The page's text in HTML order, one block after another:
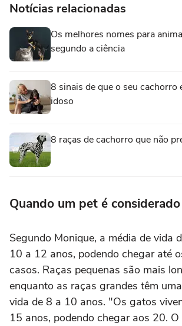
Notícias relacionadas
Os melhores nomes para
segundo a ciência
8 sinais de que o seu cachorro
idoso
8 raças de cachorro que não
Quando um pet é
Segundo Monique, a média de vida
10 a 12 anos, podendo chegar até
casos. Raças pequenas são mais
enquanto as raças grandes têm
vida de 8 a 10 anos. "Os gatos
15 anos, podendo chegar aos 20.